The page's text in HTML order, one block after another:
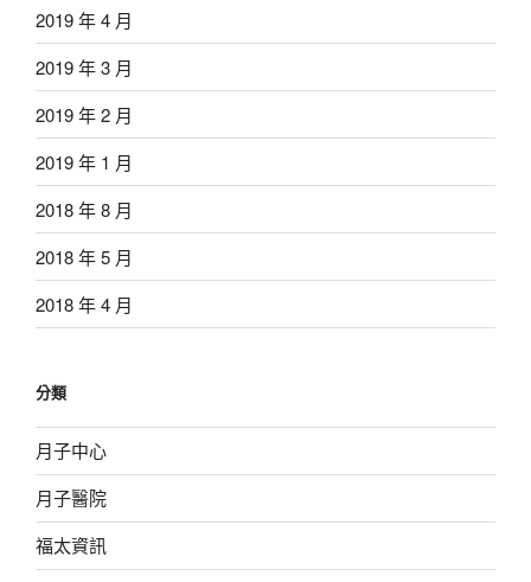
2019 年 4 月
2019 年 3 月
2019 年 2 月
2019 年 1 月
2018 年 8 月
2018 年 5 月
2018 年 4 月
分類
月子中心
月子醫院
福太資訊